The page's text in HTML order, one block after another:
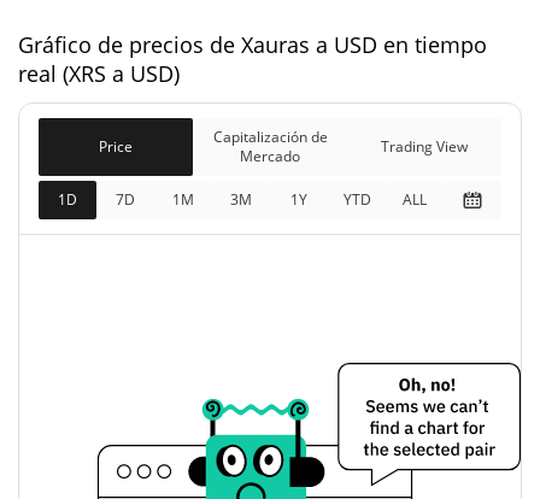
Capitalización de mercado de Xauras
Capitalización de
$6.657.720
Capitalización de
mercado
completamente diluida
$29.644.481
$0,029787728 /
$0,029789841
Apertura/cierre de ayer
$0,029789841 /
$0,029787728
Gráfico de precios de Xauras a USD en tiempo
real (XRS a USD)
Price
Capitalización de
Mercado
Trading View
1D 7D 1M 3M 1Y YTD ALL